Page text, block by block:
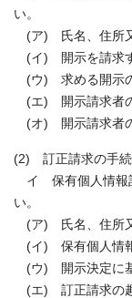
い。
(ア) 氏名、住所
(イ) 開示を請求
(ウ) 求める開示の
(エ) 開示請求者の
(オ) 開示請求者の
(2) 訂正請求の手続
イ 保有個人情報
い。
(ア) 氏名、住所
(イ) 保有個人情
(ウ) 開示決定に基
(エ) 訂正請求の